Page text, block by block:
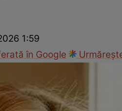
1:59
în Google